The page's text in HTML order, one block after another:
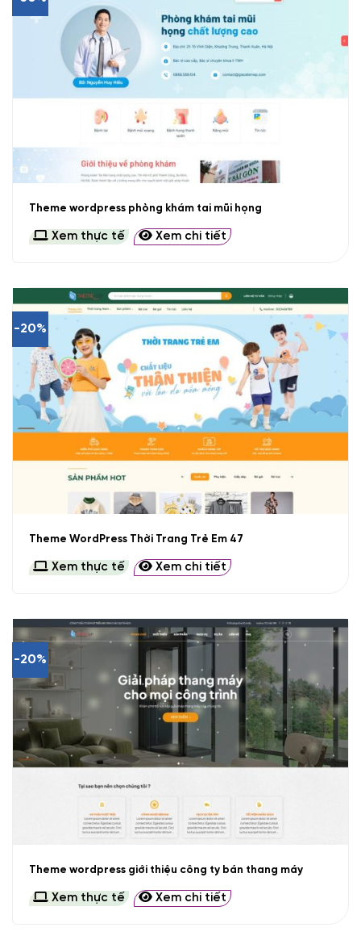
Theme wordpress phòng khám tai mũi họng
Xem thực tế Xem chi tiết
-20%
Theme WordPress Thời Trang Trẻ Em 47
Xem thực tế Xem chi tiết
-20%
Theme wordpress giới thiệu công ty bán thang máy
Xem thực tế Xem chi tiết